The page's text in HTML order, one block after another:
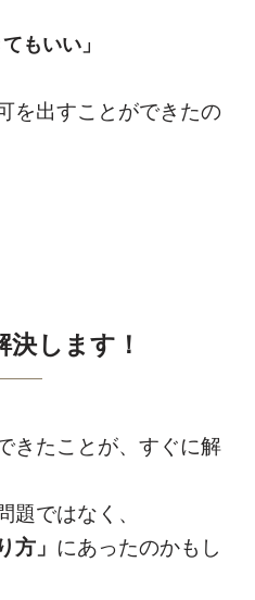
もいい」
を出すことができたの
決します！
きたことが、すぐに解
題ではなく、
方」 にあったのかもし